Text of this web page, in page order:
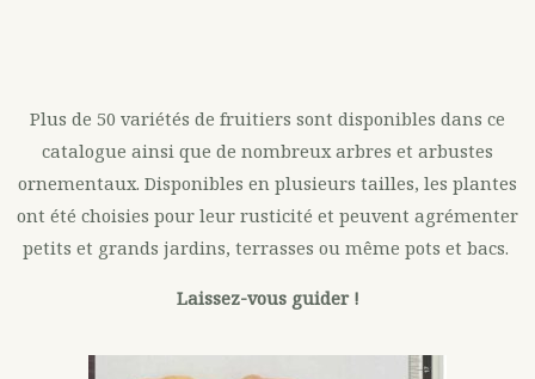
Plus de 50 variétés de fruitiers sont disponibles dans ce
catalogue ainsi que de nombreux arbres et arbustes
ornementaux. Disponibles en plusieurs tailles, les plantes
ont été choisies pour leur rusticité et peuvent agrémenter
petits et grands jardins, terrasses ou même pots et bacs.
Laissez-vous guider !